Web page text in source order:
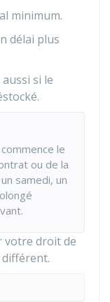
minimum.
délai plus
si le
le
ou de la
samedi, un
votre droit de